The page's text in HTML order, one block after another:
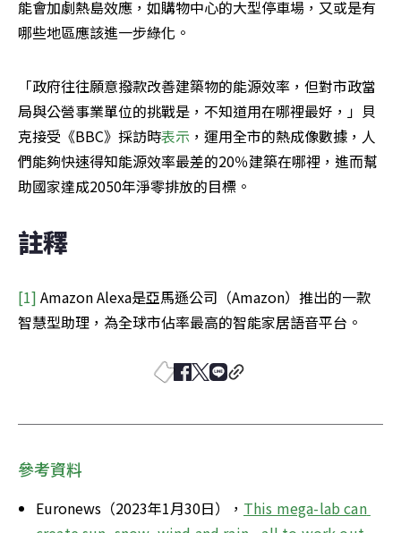
能會加劇熱島效應，如購物中心的大型停車場，又或是有
哪些地區應該進一步綠化。
「政府往往願意撥款改善建築物的能源效率，但對市政當
局與公營事業單位的挑戰是，不知道用在哪裡最好，」貝
克接受《BBC》採訪時表示 ，運用全市的熱成像數據，人
們能夠快速得知能源效率最差的20％建築在哪裡，進而幫
助國家達成2050年淨零排放的目標。
註釋
[1] Amazon Alexa是亞馬遜公司（Amazon）推出的一款
智慧型助理，為全球市佔率最高的智能家居語音平台。
參考資料
Euronews（2023年1月30日）， This mega-lab can